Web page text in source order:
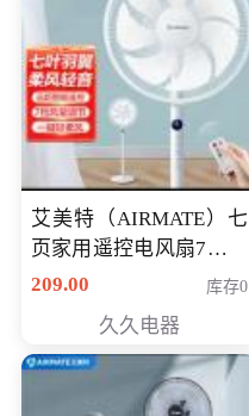
艾美特（AIRMATE）七
页家用遥控电风扇7档风
量空气循环摇头立式落
定时落地式风扇CS35-
R20
209.00 库存0
久久电器